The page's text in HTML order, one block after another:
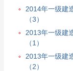
2014年一级建
（3）
2013年一级建
（1）
2013年一级建
（2）